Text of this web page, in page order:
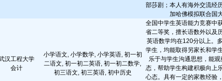
部莎剧；本人有海外交流经
加哈佛模拟联合国
汉工程大学
会计
小学语文, 小学数学, 小学英语, 初一初
二语文, 初一初二英语, 初一初二数学,
初三语文, 初三英语, 初中历史
全国中学生英语能力竞赛中
省二等奖，擅长语数外以及
英语数学均在120分以上。
学生，均能取得另家长和学
乐于与学生沟通思想，能观
态，帮助学生构建积极向上
心态。具有一定的家教经验